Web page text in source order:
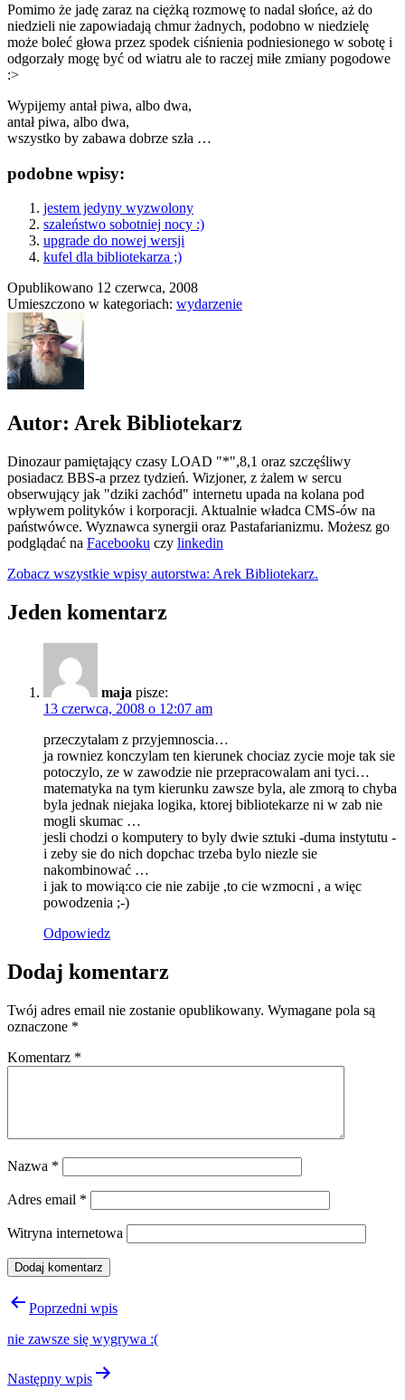
Pomimo że jadę zaraz na ciężką rozmowę to nadal słońce, aż do
niedzieli nie zapowiadają chmur żadnych, podobno w niedzielę
może boleć głowa przez spodek ciśnienia podniesionego w sobotę i
odgorzały mogę być od wiatru ale to raczej miłe zmiany pogodowe
:>
Wypijemy antał piwa, albo dwa,
antał piwa, albo dwa,
wszystko by zabawa dobrze szła …
podobne wpisy:
jestem jedyny wyzwolony
szaleństwo sobotniej nocy :)
upgrade do nowej wersji
kufel dla bibliotekarza ;)
Opublikowano 12 czerwca, 2008
Umieszczono w kategoriach: wydarzenie
Autor: Arek Bibliotekarz
Dinozaur pamiętający czasy LOAD "*",8,1 oraz szczęśliwy
posiadacz BBS-a przez tydzień. Wizjoner, z żalem w sercu
obserwujący jak "dziki zachód" internetu upada na kolana pod
wpływem polityków i korporacji. Aktualnie władca CMS-ów na
państwówce. Wyznawca synergii oraz Pastafarianizmu. Możesz go
podglądać na Facebooku czy linkedin
Zobacz wszystkie wpisy autorstwa: Arek Bibliotekarz.
Jeden komentarz
maja pisze:
13 czerwca, 2008 o 12:07 am
przeczytalam z przyjemnoscia…
ja rowniez konczylam ten kierunek chociaz zycie moje tak sie
potoczylo, ze w zawodzie nie przepracowalam ani tyci…
matematyka na tym kierunku zawsze byla, ale zmorą to chyba
byla jednak niejaka logika, ktorej bibliotekarze ni w zab nie
mogli skumac …
jesli chodzi o komputery to byly dwie sztuki -duma instytutu -
i zeby sie do nich dopchac trzeba bylo niezle sie
nakombinować …
i jak to mowią:co cie nie zabije ,to cie wzmocni , a więc
powodzenia ;-)
Odpowiedz
Dodaj komentarz
Twój adres email nie zostanie opublikowany. Wymagane pola są
oznaczone *
Komentarz *
Nazwa *
Adres email *
Witryna internetowa
Nawigacja
Poprzedni wpis
nie zawsze się wygrywa :(
Następny wpis